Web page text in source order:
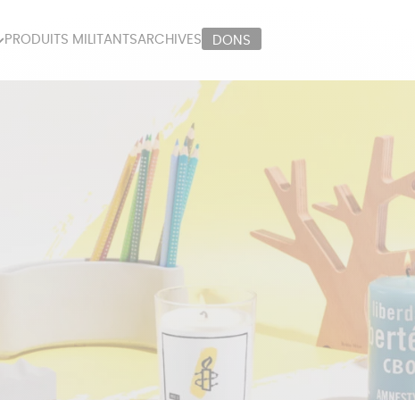
PAPETERIE
ÉPICERIE
PRODUITS MILITANTSARCHIVES DONS